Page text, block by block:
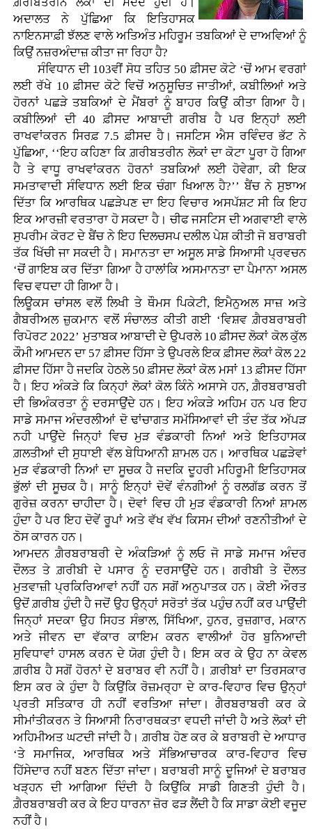
ਅਦਾਲਤ ਨੇ ਪੁੱਛਿਆ ਕਿ ਇਤਿਹਾਸਕ
ਨਾਇਨਸਾਫ਼ੀ ਝੱਲਣ ਵਾਲੇ ਅਤਿਅੰਤ ਮਹਿਰੂਮ ਤਬਕਿਆਂ ਦੇ ਦਾਅਵਿਆਂ ਨੂੰ
ਕਿਉਂ ਨਜ਼ਰਅੰਦਾਜ਼ ਕੀਤਾ ਜਾ ਰਿਹਾ ਹੈ?
ਸੰਵਿਧਾਨ ਦੀ 103ਵੀਂ ਸੋਧ ਤਹਿਤ 50 ਫ਼ੀਸਦ ਕੋਟੇ ‘ਚੋਂ ਆਮ ਵਰਗਾਂ
ਲਈ ਰੱਖੇ 10 ਫ਼ੀਸਦ ਕੋਟੇ ਵਿਚੋਂ ਅਨੁਸੂਚਿਤ ਜਾਤੀਆਂ, ਕਬੀਲਿਆਂ ਅਤੇ
ਹੋਰਨਾਂ ਪਛੜੇ ਤਬਕਿਆਂ ਦੇ ਮੈਂਬਰਾਂ ਨੂੰ ਬਾਹਰ ਕਿਉਂ ਕੀਤਾ ਗਿਆ ਹੈ।
ਕਬੀਲਿਆਂ ਦੀ 40 ਫ਼ੀਸਦ ਆਬਾਦੀ ਗਰੀਬ ਹੈ ਪਰ ਇਨ੍ਹਾਂ ਲਈ
ਰਾਖਵਾਂਕਰਨ ਸਿਰਫ਼ 7.5 ਫ਼ੀਸਦ ਹੈ। ਜਸਟਿਸ ਐਸ ਰਵਿੰਦਰ ਭੱਟ ਨੇ
ਪੁੱਛਿਆ, ‘‘ਇਹ ਕਹਿਣਾ ਕਿ ਗ਼ਰੀਬਤਰੀਨ ਲੋਕਾਂ ਦਾ ਕੋਟਾ ਪੂਰਾ ਹੋ ਗਿਆ
ਹੈ ਤੇ ਵਾਧੂ ਰਾਖਵਾਂਕਰਨ ਹੋਰਨਾਂ ਤਬਕਿਆਂ ਲਈ ਹੋਵੇਗਾ, ਕੀ ਇਕ
ਸਮਤਾਵਾਦੀ ਸੰਵਿਧਾਨ ਲਈ ਇਕ ਚੰਗਾ ਖਿਆਲ ਹੈ?’’ ਬੈਂਚ ਨੇ ਸੁਝਾਅ
ਦਿੱਤਾ ਕਿ ਆਰਥਿਕ ਪਛੜੇਪਣ ਦਾ ਇਹ ਵਿਚਾਰ ਅਸਪੱਸ਼ਟ ਸੀ ਕਿ ਇਹ
ਇਕ ਆਰਜ਼ੀ ਵਰਤਾਰਾ ਹੋ ਸਕਦਾ ਹੈ। ਚੀਫ ਜਸਟਿਸ ਦੀ ਅਗਵਾਈ ਵਾਲੇ
ਸੁਪਰੀਮ ਕੋਰਟ ਦੇ ਬੈਂਚ ਨੇ ਇਹ ਦਿਲਚਸਪ ਦਲੀਲ ਪੇਸ਼ ਕੀਤੀ ਜੋ ਬਰਾਬਰੀ
ਤੱਕ ਖਿੱਚੀ ਜਾ ਸਕਦੀ ਹੈ। ਸਮਾਨਤਾ ਦਾ ਅਸੂਲ ਸਾਡੇ ਸਿਆਸੀ ਪ੍ਰਵਚਨ
‘ਚੋਂ ਗਾਇਬ ਕਰ ਦਿੱਤਾ ਗਿਆ ਹੈ ਹਾਲਾਂਕਿ ਅਸਮਾਨਤਾ ਦਾ ਪੈਮਾਨਾ ਅਸਲ
ਵਿਚ ਵਧਦਾ ਹੀ ਗਿਆ ਹੈ।
ਲਿਊਕਸ ਚਾਂਸਲ ਵਲੋਂ ਲਿਖੀ ਤੇ ਥੌਮਸ ਪਿਕੇਟੀ, ਇਮੈਨੁਅਲ ਸਾਜ਼ ਅਤੇ
ਗੈਬਰੀਅਲ ਜ਼ੁਕਮਾਨ ਵਲੋਂ ਸੰਚਾਲਤ ਕੀਤੀ ਗਈ ‘ਵਿਸ਼ਵ ਗ਼ੈਰਬਰਾਬਰੀ
ਰਿਪੋਰਟ 2022’ ਮੁਤਾਬਕ ਆਬਾਦੀ ਦੇ ਉਪਰਲੇ 10 ਫ਼ੀਸਦ ਲੋਕਾਂ ਕੋਲ ਕੁੱਲ
ਕੌਮੀ ਆਮਦਨ ਦਾ 57 ਫ਼ੀਸਦ ਹਿੱਸਾ ਤੇ ਉਪਰਲੇ ਇਕ ਫ਼ੀਸਦ ਲੋਕਾਂ ਕੋਲ 22
ਫ਼ੀਸਦ ਹਿੱਸਾ ਹੈ ਜਦਕਿ ਹੇਠਲੇ 50 ਫ਼ੀਸਦ ਲੋਕਾਂ ਕੋਲ ਮਸਾਂ 13 ਫ਼ੀਸਦ ਹਿੱਸਾ
ਹੈ। ਇਹ ਅੰਕੜੇ ਕਿ ਕਿਨ੍ਹਾਂ ਲੋਕਾਂ ਕੋਲ ਕਿੰਨੇ ਅਸਾਸੇ ਹਨ, ਗ਼ੈਰਬਰਾਬਰੀ
ਦੀ ਭਿਅੰਕਰਤਾ ਨੂੰ ਦਰਸਾਉਂਦੇ ਹਨ। ਇਹ ਅੰਕੜੇ ਅਹਿਮ ਹਨ ਪਰ ਇਹ
ਸਾਡੇ ਸਮਾਜ ਅੰਦਰਲੀਆਂ ਦੋ ਢਾਂਚਾਗਤ ਸਮੱਸਿਆਵਾਂ ਦੀ ਤੰਦ ਤੱਕ ਅੱਪੜ
ਨਹੀ ਪਾਉਂਦੇ ਜਿਨ੍ਹਾਂ ਵਿਚ ਮੁੜ ਵੰਡਕਾਰੀ ਨਿਆਂ ਅਤੇ ਇਤਿਹਾਸਕ
ਗ਼ਲਤੀਆਂ ਦੀ ਸੁਧਾਈ ਵੱਲ ਬੇਧਿਆਨੀ ਸ਼ਾਮਲ ਹਨ। ਆਰਥਿਕ ਪਛੜੇਵਾਂ
ਮੁੜ ਵੰਡਕਾਰੀ ਨਿਆਂ ਦਾ ਸੂਚਕ ਹੈ ਜਦਕਿ ਦੂਹਰੀ ਮਹਿਰੂਮੀ ਇਤਿਹਾਸਕ
ਭੁੱਲਾਂ ਦੀ ਸੂਚਕ ਹੈ। ਸਾਨੂੰ ਇਨ੍ਹਾਂ ਦੋਵੇਂ ਵੰਨਗੀਆਂ ਨੂੰ ਰਲਗੱਡ ਕਰਨ ਤੋਂ
ਗੁਰੇਜ਼ ਕਰਨਾ ਚਾਹੀਦਾ ਹੈ। ਦੋਵਾਂ ਵਿਚ ਹੀ ਮੁੜ ਵੰਡਕਾਰੀ ਨਿਆਂ ਸ਼ਾਮਲ
ਹੁੰਦਾ ਹੈ ਪਰ ਇਹ ਦੋਵੇਂ ਰੂਪਾਂ ਅਤੇ ਵੱਖ ਵੱਖ ਕਿਸਮ ਦੀਆਂ ਰਣਨੀਤੀਆਂ ਦੇ
ਠੋਸ ਕਾਰਨ ਹਨ।
ਆਮਦਨ ਗ਼ੈਰਬਰਾਬਰੀ ਦੇ ਅੰਕੜਿਆਂ ਨੂੰ ਲਓ ਜੋ ਸਾਡੇ ਸਮਾਜ ਅੰਦਰ
ਦੌਲਤ ਤੇ ਗ਼ਰੀਬੀ ਦੇ ਪਸਾਰ ਨੂੰ ਦਰਸਾਉਂਦੇ ਹਨ। ਗਰੀਬੀ ਤੇ ਦੌਲਤ
ਮੁਤਵਾਜ਼ੀ ਪ੍ਰਕਿਰਿਆਵਾਂ ਨਹੀਂ ਹਨ ਸਗੋਂ ਅਨੁਪਾਤਕ ਹਨ। ਕੋਈ ਔਰਤ
ਉਦੋਂ ਗ਼ਰੀਬ ਹੁੰਦੀ ਹੈ ਜਦੋਂ ਉਹ ਉਨ੍ਹਾਂ ਸਰੋਤਾਂ ਤੱਕ ਪਹੁੰਚ ਨਹੀਂ ਕਰ ਪਾਉਂਦੀ
ਜਿਨ੍ਹਾਂ ਸਦਕਾ ਉਹ ਸਿਹਤ ਸੰਭਾਲ, ਸਿੱਖਿਆ, ਹੁਨਰ, ਰੁਜ਼ਗਾਰ, ਮਕਾਨ
ਅਤੇ ਜੀਵਨ ਦਾ ਵੱਕਾਰ ਕਾਇਮ ਕਰਨ ਵਾਲੀਆਂ ਹੋਰ ਬੁਨਿਆਦੀ
ਸੁਵਿਧਾਵਾਂ ਹਾਸਲ ਕਰਨ ਦੇ ਯੋਗ ਹੁੰਦੀ ਹੈ। ਇਸ ਕਰ ਕੇ ਉਹ ਨਾ ਕੇਵਲ
ਗ਼ਰੀਬ ਹੈ ਸਗੋਂ ਹੋਰਨਾਂ ਦੇ ਬਰਾਬਰ ਵੀ ਨਹੀਂ ਹੈ। ਗ਼ਰੀਬਾਂ ਦਾ ਤਿਰਸਕਾਰ
ਇਸ ਕਰ ਕੇ ਹੁੰਦਾ ਹੈ ਕਿਉਂਕਿ ਰੋਜ਼ਮਰ੍ਹਾ ਦੇ ਕਾਰ-ਵਿਹਾਰ ਵਿਚ ਉਨ੍ਹਾਂ
ਪ੍ਰਤੀ ਸਤਿਕਾਰ ਹੀ ਨਹੀਂ ਵਰਤਿਆ ਜਾਂਦਾ। ਗੈਰਬਰਾਬਰੀ ਕਰ ਕੇ
ਸੀਮਾਂਤੀਕਰਨ ਤੇ ਸਿਆਸੀ ਨਿਰਾਰਥਕਤਾ ਵਧਦੀ ਜਾਂਦੀ ਹੈ ਅਤੇ ਲੋਕਾਂ ਦੀ
ਅਹਿਮੀਅਤ ਘਟਦੀ ਜਾਂਦੀ ਹੈ। ਗ਼ਰੀਬ ਹੋਣ ਕਰ ਕੇ ਬਰਾਬਰੀ ਦੇ ਆਧਾਰ
‘ਤੇ ਸਮਾਜਿਕ, ਆਰਥਿਕ ਅਤੇ ਸੱਭਿਆਚਾਰਕ ਕਾਰ-ਵਿਹਾਰ ਵਿਚ
ਹਿੱਸੇਦਾਰ ਨਹੀਂ ਬਣਨ ਦਿੱਤਾ ਜਾਂਦਾ। ਬਰਾਬਰੀ ਸਾਨੂੰ ਦੂਜਿਆਂ ਦੇ ਬਰਾਬਰ
ਖੜ੍ਹਨ ਦੀ ਆਗਿਆ ਦਿੰਦੀ ਹੈ ਕਿਉਂਕਿ ਸਾਡੀ ਗਿਣਤੀ ਹੁੰਦੀ ਹੈ।
ਗ਼ੈਰਬਰਾਬਰੀ ਕਰ ਕੇ ਇਹ ਧਾਰਨਾ ਜ਼ੋਰ ਫੜ ਲੈਂਦੀ ਹੈ ਕਿ ਸਾਡਾ ਕੋਈ ਵਜੂਦ
ਨਹੀਂ ਹੈ।